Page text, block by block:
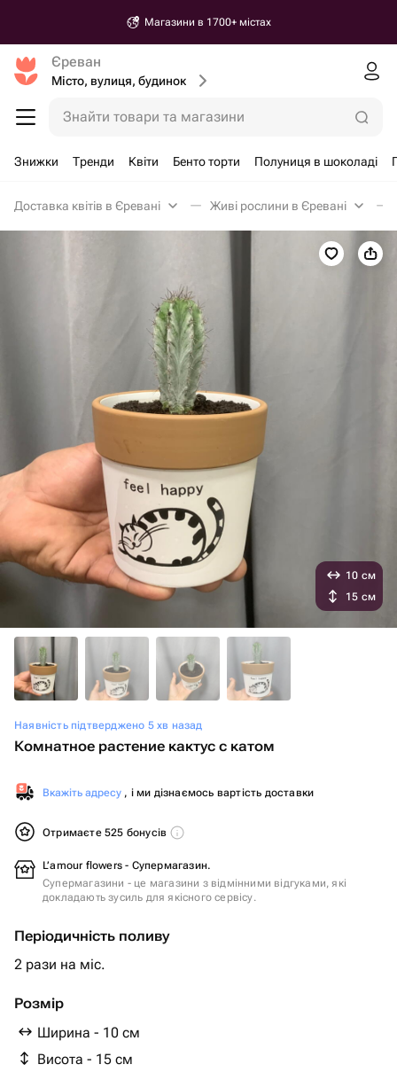
Магазини в 1700+ містах
Єреван
Місто, вулиця, будинок
Знайти товари та магазини
Знижки Тренди Квіти Бенто торти Полуниця в шоколаді
Доставка квітів в Єревані Живі рослини в Єревані
Наявність підтверджено 5 хв назад
Комнатное растение кактус с катом
Вкажіть адресу , і ми дізнаємось вартість доставки
Отримаєте 525 бонусів
L’amour flowers - Супермагазин.
Супермагазини - це магазини з відмінними відгуками, які
докладають зусиль для якісного сервісу.
Періодичність поливу
2 рази на міс.
Розмір
Ширина - 10 см
Висота - 15 см
10 см
15 см